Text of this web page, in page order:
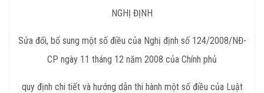
NGHỊ ĐỊNH
Sửa đổi, bổ sung một số điều của Nghị định số 124/2008/NĐ-
CP ngày 11 tháng 12 năm 2008 của Chính phủ
quy định chi tiết và hướng dẫn thi hành một số điều của Luật